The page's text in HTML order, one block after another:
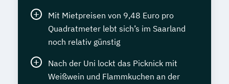
Mit Mietpreisen von 9,48 Euro pro
Quadratmeter lebt sich’s im Saarland
noch relativ günstig
Nach der Uni lockt das Picknick mit
Weißwein und Flammkuchen an der